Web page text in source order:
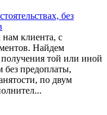
без
клиента, с
Найдем
той или иной
предоплаты,
по двум